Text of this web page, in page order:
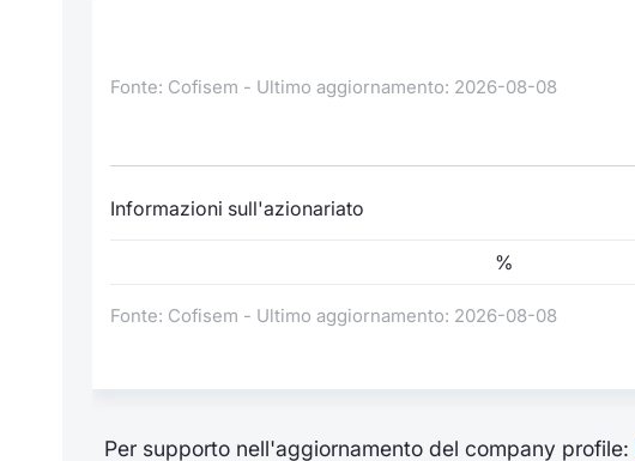
Fonte: Cofisem - Ultimo aggiornamento: 2026-08-08
Informazioni sull'azionariato
%
Fonte: Cofisem - Ultimo aggiornamento: 2026-08-08
Per supporto nell'aggiornamento del company profile: